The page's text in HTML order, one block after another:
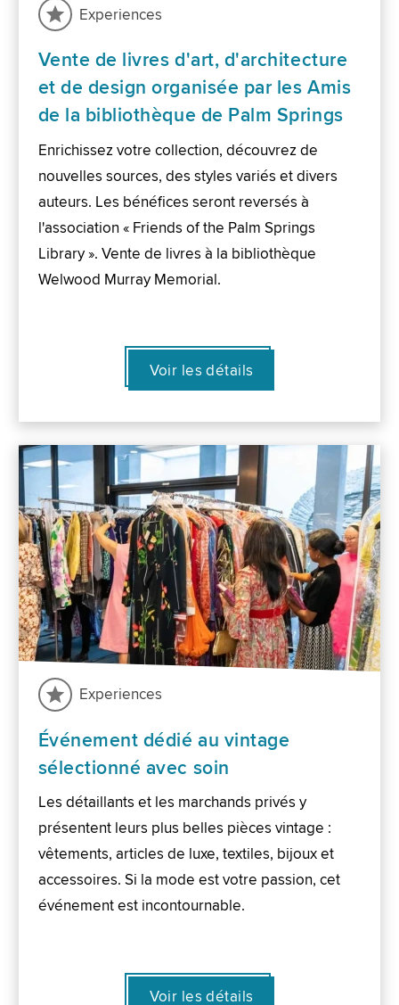
Experiences
Vente de livres d'art, d'architecture
et de design organisée par les Amis
de la bibliothèque de Palm Springs
Enrichissez votre collection, découvrez de
nouvelles sources, des styles variés et divers
auteurs. Les bénéfices seront reversés à
l'association « Friends of the Palm Springs
Library ». Vente de livres à la bibliothèque
Welwood Murray Memorial.
Voir les détails
Experiences
Événement dédié au vintage
sélectionné avec soin
Les détaillants et les marchands privés y
présentent leurs plus belles pièces vintage :
vêtements, articles de luxe, textiles, bijoux et
accessoires. Si la mode est votre passion, cet
événement est incontournable.
Voir les détails